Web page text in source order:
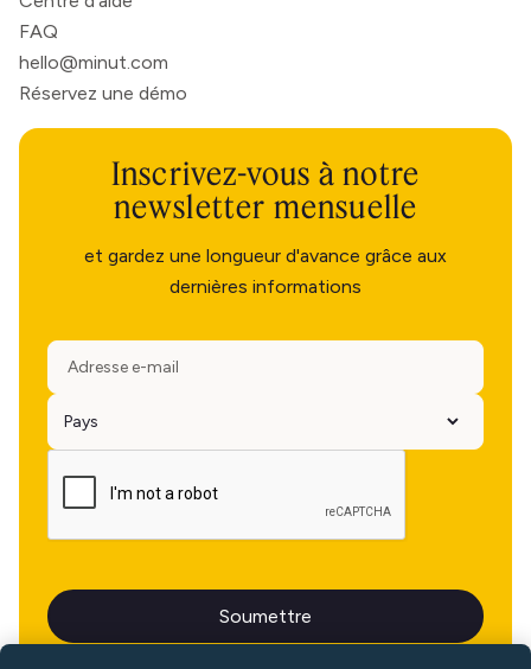
FAQ
hello@minut.com
Réservez une démo
Inscrivez-vous à notre
newsletter mensuelle
et gardez une longueur d'avance grâce aux
dernières informations